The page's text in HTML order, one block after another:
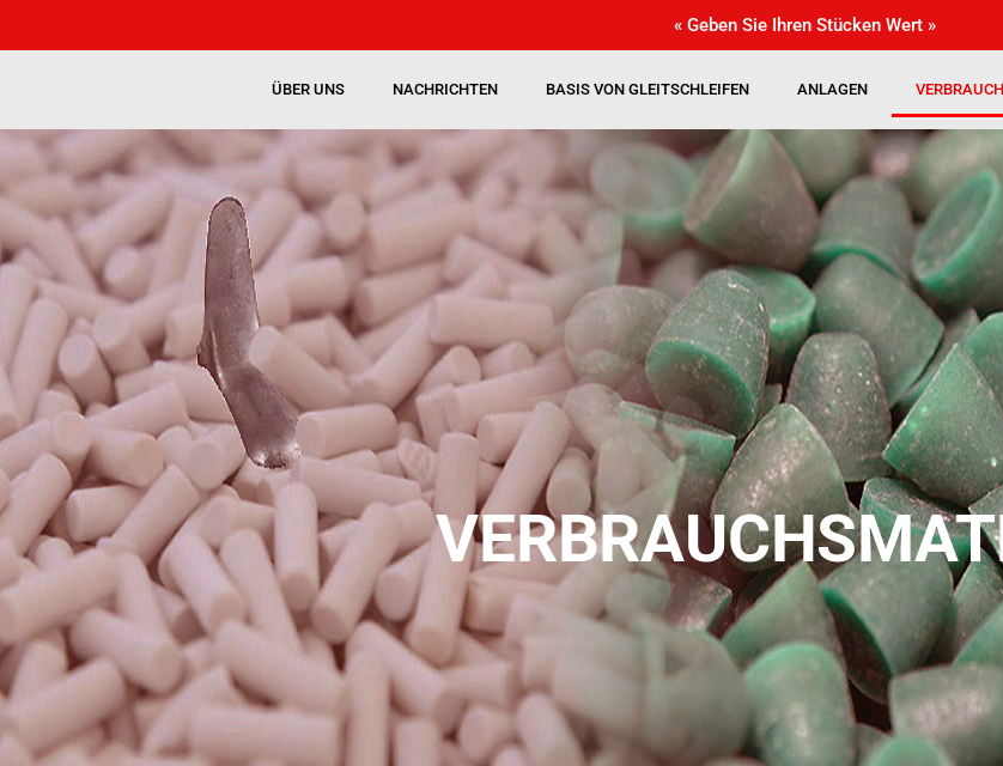
« Geben Sie Ihren Stücken Wert »
ÜBER UNS NACHRICHTEN BASIS VON GLEITSCHLEIFEN ANLAGEN